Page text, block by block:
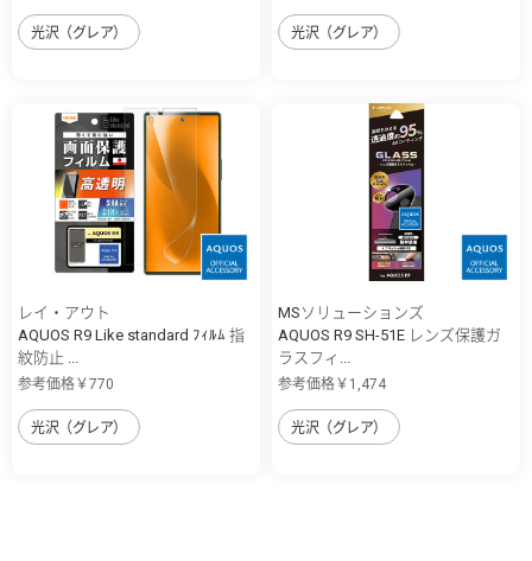
光沢（グレア） 光沢（グレア）
レイ・アウト
AQUOS R9 Like standard ﾌｨﾙﾑ 指
紋防止 ...
参考価格￥770
光沢（グレア）
MSソリューションズ
AQUOS R9 SH-51E レンズ保護ガ
ラスフィ...
参考価格￥1,474
光沢（グレア）